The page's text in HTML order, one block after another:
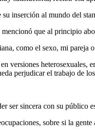
inserción al mundo del
que al principio
como el sexo, mi pareja
versiones
perjudicar el trabajo de
ser sincera con su público
sobre si la